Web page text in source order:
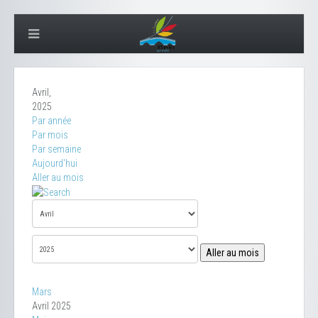
Avril,
2025
Par année
Par mois
Par semaine
Aujourd'hui
Aller au mois
Aller au mois
Mars
Avril 2025